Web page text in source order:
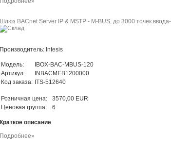
Шлюз BACnet Server IP & MSTP - M-BUS, до 3000 точек
Производитель: Intesis
Модель:
IBOX-BAC-MBUS-120
Артикул:
INBACMEB1200000
Код заказа: ITS-512640
Розничная цена:
3570,00 EUR
Ценовая группа:
6
Краткое описание
Подробнее»